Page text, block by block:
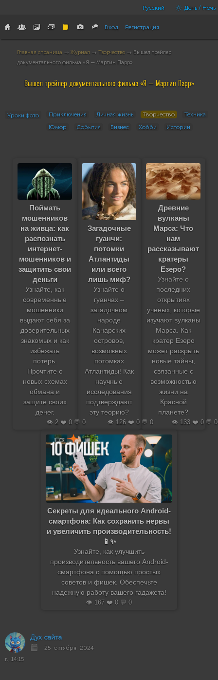
Русский День / Ночь
Вход Регистрация
Главная страница → Журнал → Творчество → Вышел трейлер
документального фильма «Я — Мартин Парр»
Вышел трейлер документального фильма «Я — Мартин Парр»
Уроки фото Приключения Личная жизнь Творчество
Техника
Юмор
События Бизнес Хобби Истории
Поймать
мошенников
на живца: как
распознать
интернет-
мошенников и
защитить свои
деньги
Узнайте, как
современные
мошенники
выдают себя за
доверительных
знакомых и как
избежать
потерь.
Прочтите о
новых схемах
обмана и
защите своих
денег.
👁️ 2 ❤️ 0 💬 0
Загадочные
гуанчи:
потомки
Атлантиды
или всего
лишь миф?
Узнайте о
гуанчах –
загадочном
народе
Канарских
островов,
возможных
потомках
Атлантиды! Как
научные
исследования
подтверждают
эту теорию?
👁️ 126 ❤️ 0 💬 0
Древние
вулканы
Марса: Что
нам
рассказывают
кратеры
Езеро?
Узнайте о
последних
открытиях
ученых, которые
изучают вулканы
Марса. Как
кратер Езеро
может раскрыть
новые тайны,
связанные с
возможностью
жизни на
Красной
планете?
👁️ 133 ❤️ 0 💬 0
Секреты для идеального Android-
смартфона: Как сохранить нервы
и увеличить производительность!
📱✨
Узнайте, как улучшить
производительность вашего Android-
смартфона с помощью простых
советов и фишек. Обеспечьте
надежную работу вашего гадажета!
👁️ 167 ❤️ 0 💬 0
Дух сайта
25 октября 2024
г., 14:15